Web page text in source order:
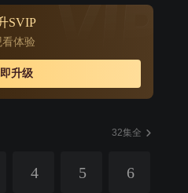
SVIP
体验
升级
32集全
4 5 6